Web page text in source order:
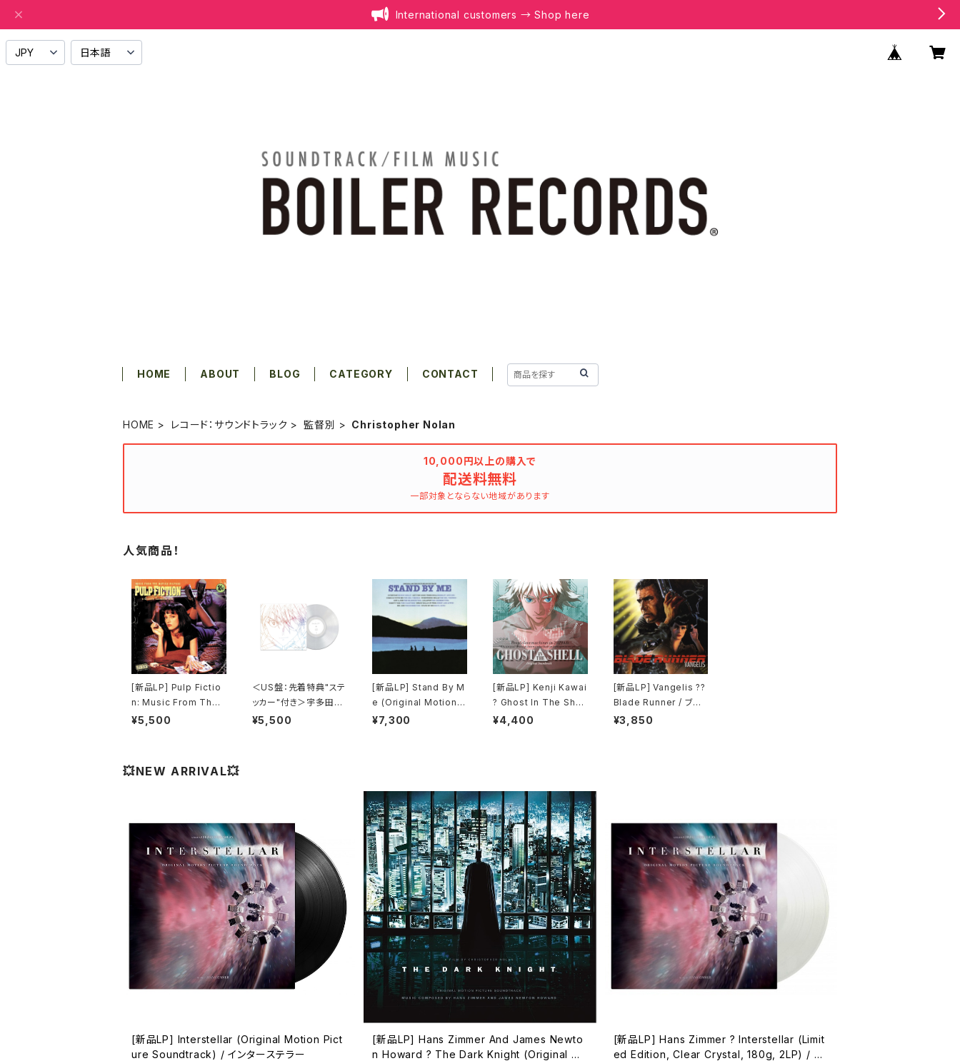
International customers → Shop here
HOME ABOUT BLOG CATEGORY CONTACT
HOME レコード：サウンドトラック 監督別 Christopher Nolan
10,000円以上の購入で
配送料無料
一部対象とならない地域があります
人気商品！
[新品LP] Pulp Fictio
n: Music From The
Motion Picture (180
¥5,500
＜US盤：先着特典"ステ
ッカー"付き＞宇多田ヒ
カル - One Last Kiss
¥5,500
[新品LP] Stand By M
e (Original Motion P
icture Soundtrack) /
¥7,300
[新品LP] Kenji Kawai
? Ghost In The Shell
(Original Soundtrac
¥4,400
[新品LP] Vangelis ??
Blade Runner / ブレ
ードランナー
¥3,850
💥NEW ARRIVAL💥
[新品LP] Interstellar (Original Motion Pict
ure Soundtrack) / インターステラー
[新品LP] Hans Zimmer And James Newto
n Howard ? The Dark Knight (Original Mo
[新品LP] Hans Zimmer ? Interstellar (Limit
ed Edition, Clear Crystal, 180g, 2LP) / イ